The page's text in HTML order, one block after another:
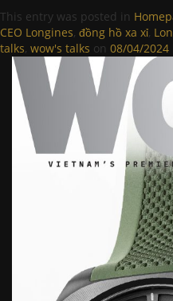
This entry was posted in
CEO Longines, đồng hồ xa xỉ,
talks, wow's talks on 08/04/2024